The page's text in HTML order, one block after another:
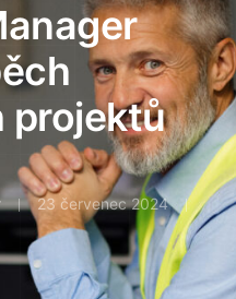
projektů
23 červenec 2024